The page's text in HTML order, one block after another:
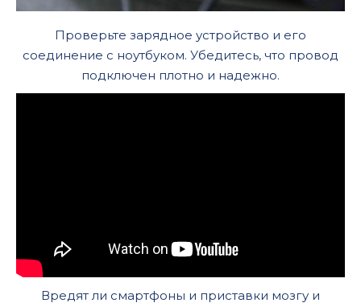
Проверьте зарядное устройство и его
соединение с ноутбуком. Убедитесь, что провод
подключен плотно и надежно.
Вредят ли смартфоны и приставки мозгу и